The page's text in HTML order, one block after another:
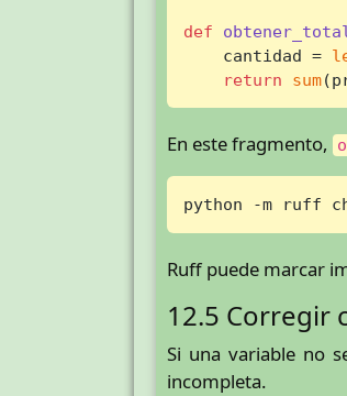
def obtener_total
    cantidad =
return
sum
En este fragmento,
python -m ruff
Ruff puede marcar
12.5 Corregir
Si una variable no
incompleta.